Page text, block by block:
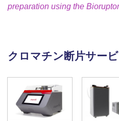
preparation using the
クロマチン断片サー